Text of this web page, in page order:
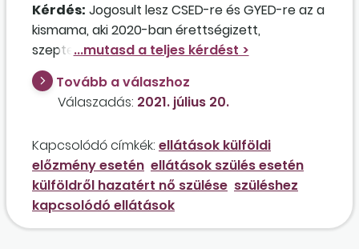
Kérdés: Jogosult lesz CSED-re és GYED-re az a
kismama, aki 2020-ban érettségizett,
szeptemberben férjhez ment, 2021. januárban
Angliába költözött, ahol 2021. február 1-jétől
május 31-ig munkaviszonyban dolgozott,
júniusban azonban hazaköltözött, és első
2021. július 5-től Magyarországon
munkaviszonyba áll, korábban itthon biztosítási
kötelezettséggel járó jogviszonnyal nem
rendelkezett.
Tovább a válaszhoz
Válaszadás: 2021. július 20.
Kapcsolódó címkék: ellátások külföldi
előzmény esetén ellátások szülés esetén
külföldről hazatért nő szülése szüléshez
kapcsolódó ellátások